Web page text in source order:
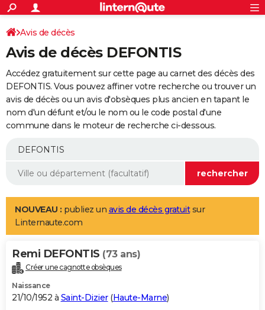
ACTUALITÉS
Politique
Société
Faits Divers
Education
Monde
Villes
+
SPORT
Coupe du monde 2026
Football
Tennis
Cyclisme
Rugby
Forum
Programme TV
TNT
Streaming
Cinéma
Sorties cinéma
Musique
+
FINANCE
Retraite
Epargne
Immobilier
Risques naturels par ville
Banque
Assurance
AUTO
Essais
Réserver un essai
Citadines
Berlines
SUV
Forum auto
+
Mobiles
Meilleur smartphone
Internet
Ordinateurs
Jeux vidéo
Guide high-tech
Aménagement intérieur
LIFESTYLE
Art de vivre
Bien-être
Loisirs
Mode
Modes de vie
Alimentation
Guide de la santé
Maladies
Médicaments
Sommeil
VOYAGE
Destinations
City break
Voyage nature
Voyage de noces
Forum
Climat
+PHOTO
GUIDES D'ACHAT
Avis de décès
Avis de décès DEFONTIS
Accédez gratuitement sur cette page au carnet des décès des
DEFONTIS. Vous pouvez affiner votre recherche ou trouver un
avis de décès ou un avis d'obsèques plus ancien en tapant le
nom d'un défunt et/ou le nom ou le code postal d'une
commune dans le moteur de recherche ci-dessous.
NOUVEAU : publiez un avis de décès gratuitsur
Linternaute.com
Remi DEFONTIS (73 ans)
Créer une cagnotte obsèques
Naissance
21/10/1952 à Saint-Dizier(Haute-Marne)